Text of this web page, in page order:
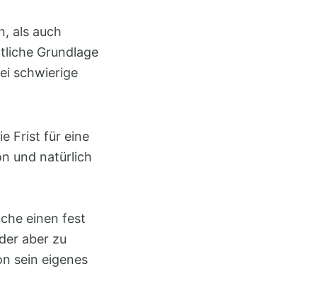
als auch
Grundlage
schwierige
Frist für eine
und natürlich
einen fest
aber zu
sein eigenes